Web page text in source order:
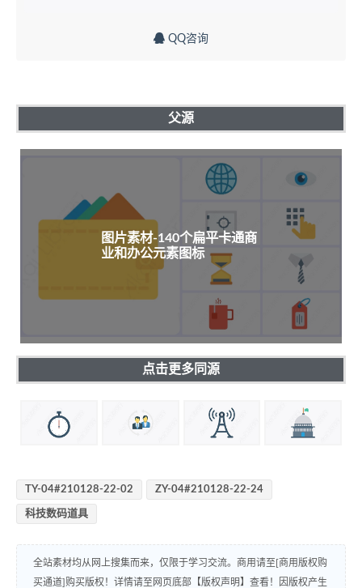
QQ咨询
父源
图片素材-140个扁平卡通商
业和办公元素图标
点击更多同源
TY-04#210128-22-02 ZY-04#210128-22-24
科技数码道具
全站素材均从网上搜集而来，仅限于学习交流。商用请至[商用版权购
买通道]购买版权！详情请至网页底部【版权声明】查看！因版权产生